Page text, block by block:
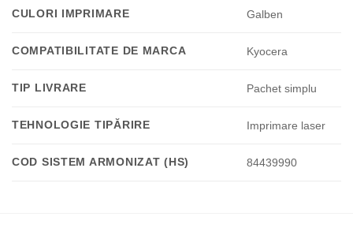
CULORI IMPRIMARE Galben
COMPATIBILITATE DE MARCA Kyocera
TIP LIVRARE Pachet simplu
TEHNOLOGIE TIPĂRIRE Imprimare laser
COD SISTEM ARMONIZAT (HS) 84439990